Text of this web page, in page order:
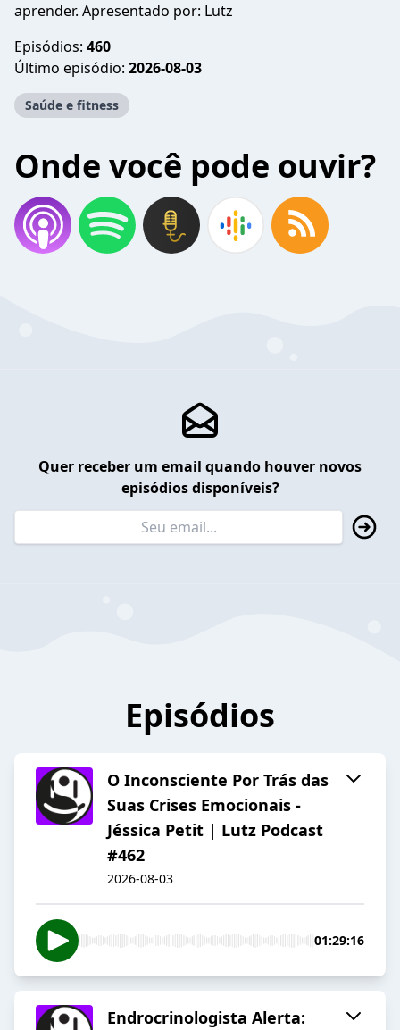
aprender. Apresentado por: Lutz
Episódios: 460
Último episódio: 2026-08-03
Saúde e fitness
Onde você pode ouvir?
Quer receber um email quando houver novos
episódios disponíveis?
Episódios
O Inconsciente Por Trás das
Suas Crises Emocionais -
Jéssica Petit | Lutz Podcast
#462
2026-08-03
01:29:16
Endrocrinologista Alerta: